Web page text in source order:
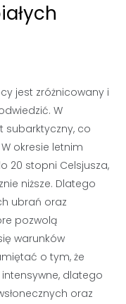
jest zróżnicowany i
W
subarktyczny, co
okresie letnim
20 stopni Celsjusza,
niższe. Dlatego
ubrań oraz
pozwolą
warunków
o tym, że
dlatego
oraz